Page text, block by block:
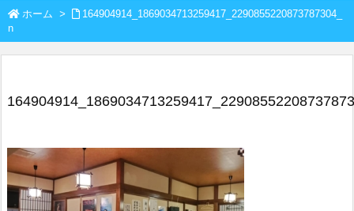
ホーム >
164904914_1869034713259417_2290855220873787304_
n